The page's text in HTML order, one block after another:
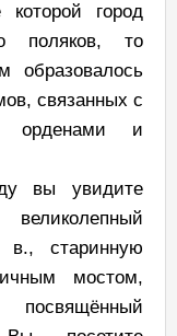
которой город
поляков, то
образовалось
связанных с
орденами и
вы увидите
в., старинную
мостом,